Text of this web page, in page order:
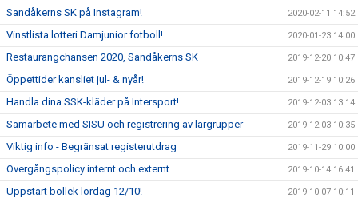
Sandåkerns SK på Instagram! 2020-02-11 14:52
Vinstlista lotteri Damjunior fotboll! 2020-01-23 14:00
Restaurangchansen 2020, Sandåkerns SK 2019-12-20 10:47
Öppettider kansliet jul- & nyår! 2019-12-19 10:26
Handla dina SSK-kläder på Intersport! 2019-12-03 13:14
Samarbete med SISU och registrering av lärgrupper 2019-12-03 10:35
Viktig info - Begränsat registerutdrag 2019-11-29 10:00
Övergångspolicy internt och externt 2019-10-14 16:41
Uppstart bollek lördag 12/10! 2019-10-07 10:11